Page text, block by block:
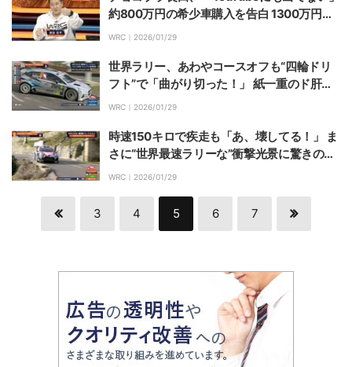
約800万円の希少車購入を告白 1300万円レ
クサス納車直後の告白に視聴者騒然「車買い
WRC｜ 2026/01/29
世界ラリー、あわやコースオフも“四輪ドリ
フト”で「曲がり切った！」 紙一重のド肝抜
く瞬間に熱視線「もう一回見たい」
WRC｜ 2026/01/29
時速150キロで疾走も「あ、壊してる！」 ま
さに“世界最速ラリーな”衝撃光景に驚きの声
「どんな走りしたんだよ」
WRC｜ 2026/01/29
3 4 5 6 7